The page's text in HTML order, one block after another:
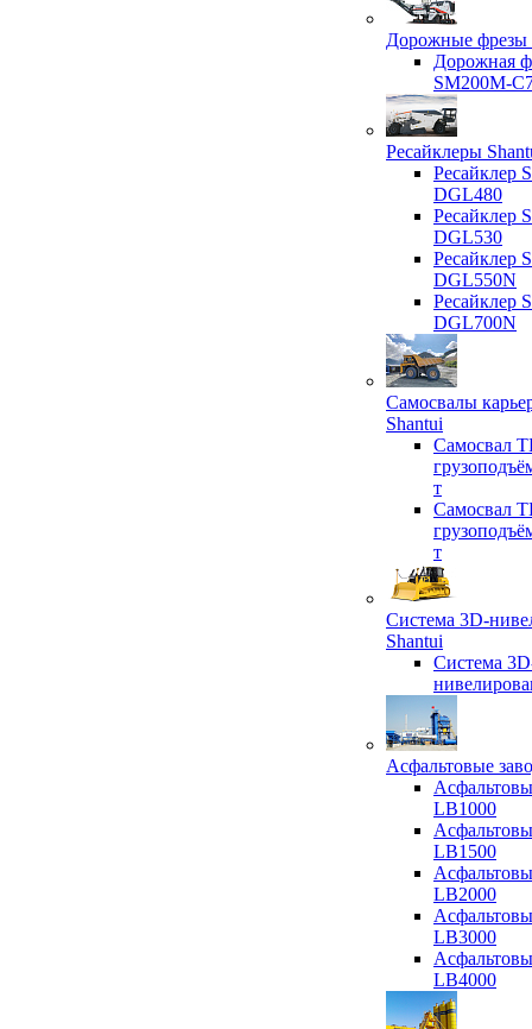
Дорожные фрезы
Дорожная
SM200M-
Ресайклеры
Ресайклер
DGL480
Ресайклер
DGL530
Ресайклер
DGL550N
Ресайклер
DGL700N
Самосвалы
Shantui
Самосвал
т
Самосвал
т
Система 3D-
Shantui
Система
Асфальтовые
LB1000
LB1500
LB2000
LB3000
LB4000